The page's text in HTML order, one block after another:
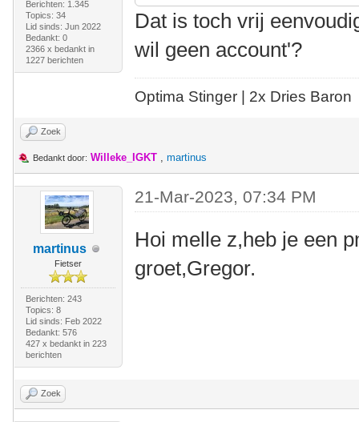
Berichten: 1.345
Topics: 34
Lid sinds: Jun 2022
Bedankt: 0
2366 x bedankt in
1227 berichten
Dat is toch vrij
wil geen account'?
Optima Stinger | 2x Dries Baron
Zoek
Bedankt door: Willeke_IGKT , martinus
martinus
Fietser
Berichten: 243
Topics: 8
Lid sinds: Feb 2022
Bedankt: 576
427 x bedankt in 223
berichten
21-Mar-2023, 07:34 PM
Hoi melle z,heb je een
groet,Gregor.
Zoek